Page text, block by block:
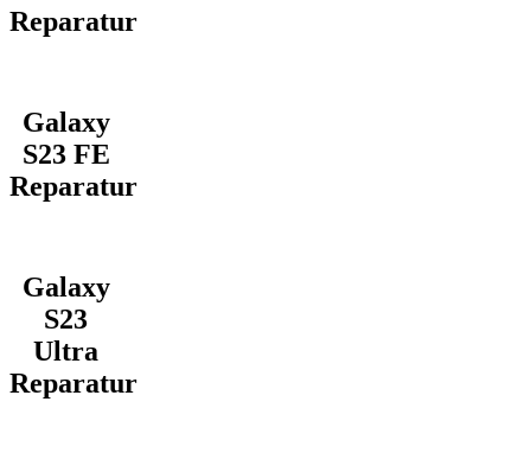
Reparatur
Galaxy
S23 FE
Reparatur
Galaxy
S23
Ultra
Reparatur